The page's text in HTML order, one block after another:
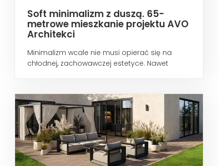
Soft minimalizm z duszą. 65-
metrowe mieszkanie projektu AVO
Architekci
Minimalizm wcale nie musi opierać się na
chłodnej, zachowawczej estetyce. Nawet